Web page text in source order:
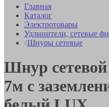
Главная
Каталог
Электротовары
Удлинители, сетевые
Шнуры сетевые
Шнур
7м с